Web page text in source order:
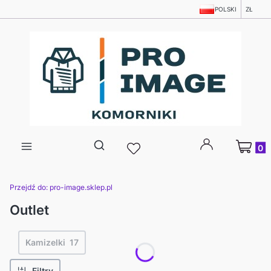
POLSKI ZŁ
Otwórz wyszukiwarkę
Przejdź do: pro-image.sklep.pl
Outlet
Kamizelki 17